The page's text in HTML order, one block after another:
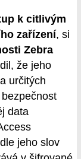
k citlivým
zařízení, si
Zebra
že jeho
určitých
data
jeho slov